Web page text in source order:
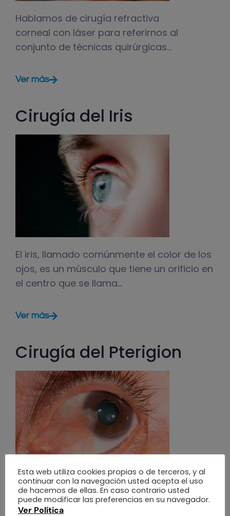
Hablamos de cirugía refractiva
corneal con láser para referirnos al
conjunto de técnicas quirúrgicas…
Ver más
Cirugía del Iris
El iris, llamado comúnmente el color de los
ojos, es un músculo que tiene un orificio en
el centro que se llama…
Ver más
Cirugía del Pterigion
Es el crecimiento anormal por inflamación
de tejido de la conjuntiva (tejido fino y
Esta web utiliza cookies propias o de terceros, y al
continuar con la navegación usted acepta el uso
de hacemos de ellas. En caso contrario usted
puede modificar las preferencias en su navegador.
Ver Política